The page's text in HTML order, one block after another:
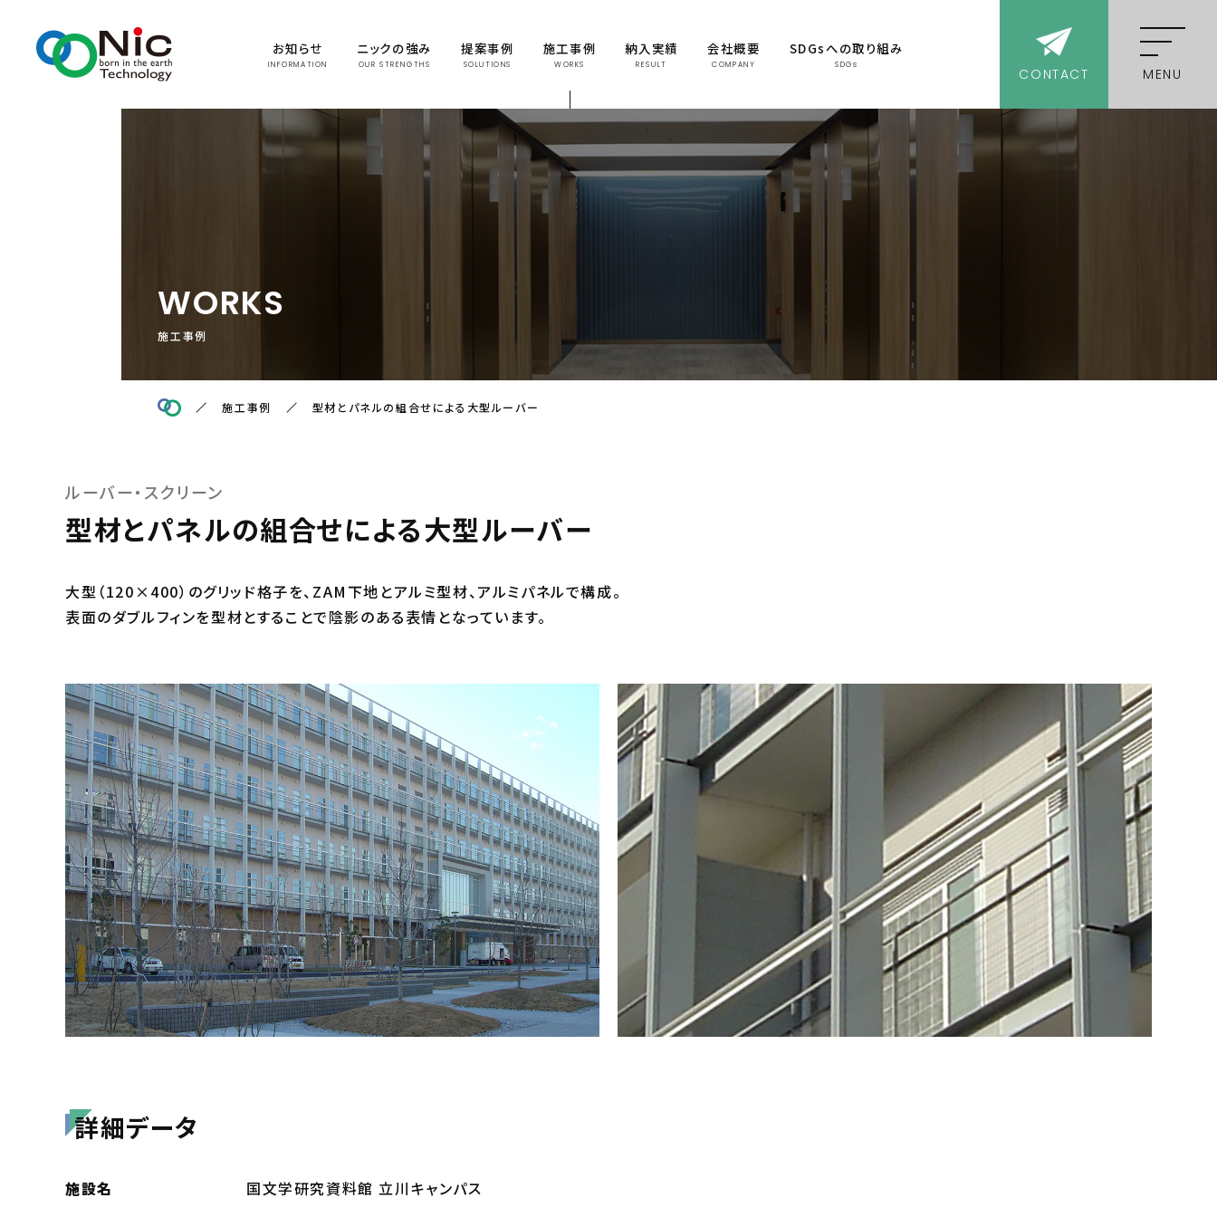
お知らせ
INFORMATION
ニックの強み
OUR STRENGTHS
提案事例
SOLUTIONS
施工事例
WORKS
納入実績
RESULT
会社概要
COMPANY
SDGsへの取り組み
SDGs
CONTACT MENU
WORKS
施工事例
施工事例 型材とパネルの組合せによる大型ルーバー
ルーバー・スクリーン
型材とパネルの組合せによる大型ルーバー
大型（120×400）のグリッド格子を、ZAM下地とアルミ型材、アルミパネルで構成。
表面のダブルフィンを型材とすることで陰影のある表情となっています。
詳細データ
施設名 国文学研究資料館 立川キャンパス